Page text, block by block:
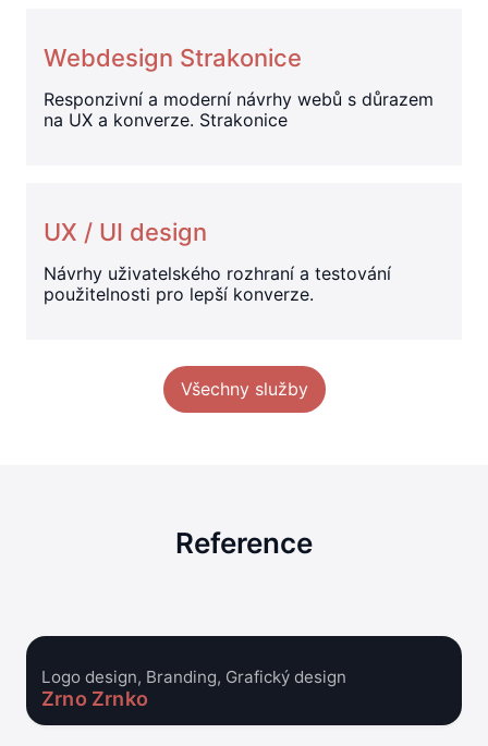
Webdesign Strakonice
Responzivní a moderní návrhy webů s důrazem
na UX a konverze. Strakonice
UX / UI design
Návrhy uživatelského rozhraní a testování
použitelnosti pro lepší konverze.
Všechny služby
Reference
Logo design, Branding, Grafický design
Zrno Zrnko